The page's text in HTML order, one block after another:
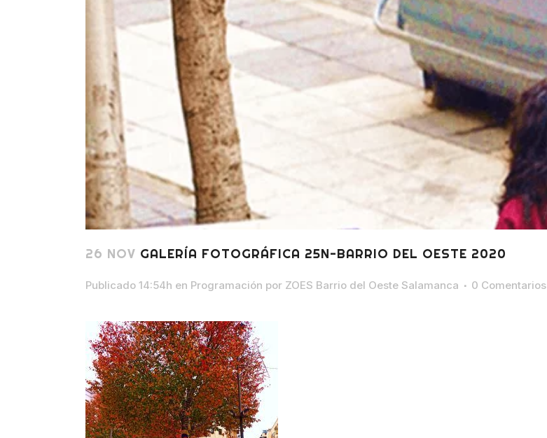
26 NOV GALERÍA FOTOGRÁFICA 25N-BARRIO DEL OESTE 2020
Publicado 14:54h en Programación por ZOES Barrio del Oeste Salamanca 0 Comentarios